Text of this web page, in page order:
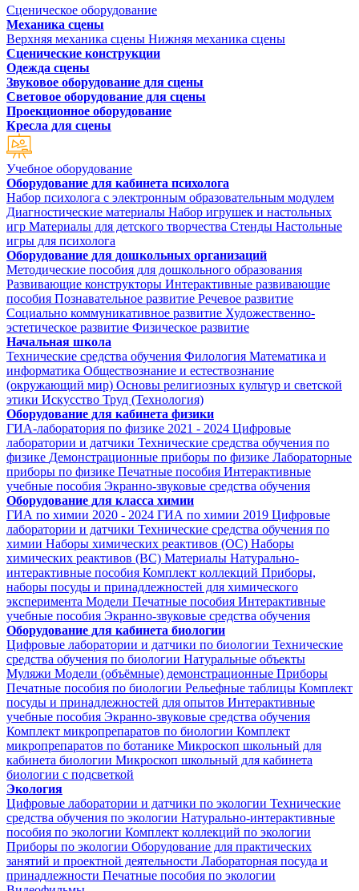
Сценическое оборудование
Механика сцены
Верхняя механика сцены Нижняя механика сцены
Сценические конструкции
Одежда сцены
Звуковое оборудование для сцены
Световое оборудование для сцены
Проекционное оборудование
Кресла для сцены
Учебное оборудование
Оборудование для кабинета психолога
Набор психолога с электронным образовательным модулем
Диагностические материалы Набор игрушек и настольных
игр Материалы для детского творчества Стенды Настольные
игры для психолога
Оборудование для дошкольных организаций
Методические пособия для дошкольного образования
Развивающие конструкторы Интерактивные развивающие
пособия Познавательное развитие Речевое развитие
Социально коммуникативное развитие Художественно-
эстетическое развитие Физическое развитие
Начальная школа
Технические средства обучения Филология Математика и
информатика Обществознание и естествознание
(окружающий мир) Основы религиозных культур и светской
этики Искусство Труд (Технология)
Оборудование для кабинета физики
ГИА-лаборатория по физике 2021 - 2024 Цифровые
лаборатории и датчики Технические средства обучения по
физике Демонстрационные приборы по физике Лабораторные
приборы по физике Печатные пособия Интерактивные
учебные пособия Экранно-звуковые средства обучения
Оборудование для класса химии
ГИА по химии 2020 - 2024 ГИА по химии 2019 Цифровые
лаборатории и датчики Технические средства обучения по
химии Наборы химических реактивов (ОС) Наборы
химических реактивов (ВС) Материалы Натурально-
интерактивные пособия Комплект коллекций Приборы,
наборы посуды и принадлежностей для химического
эксперимента Модели Печатные пособия Интерактивные
учебные пособия Экранно-звуковые средства обучения
Оборудование для кабинета биологии
Цифровые лаборатории и датчики по биологии Технические
средства обучения по биологии Натуральные объекты
Муляжи Модели (объёмные) демонстрационные Приборы
Печатные пособия по биологии Рельефные таблицы Комплект
посуды и принадлежностей для опытов Интерактивные
учебные пособия Экранно-звуковые средства обучения
Комплект микропрепаратов по биологии Комплект
микропрепаратов по ботанике Микроскоп школьный для
кабинета биологии Микроскоп школьный для кабинета
биологии с подсветкой
Экология
Цифровые лаборатории и датчики по экологии Технические
средства обучения по экологии Натурально-интерактивные
пособия по экологии Комплект коллекций по экологии
Приборы по экологии Оборудование для практических
занятий и проектной деятельности Лабораторная посуда и
принадлежности Печатные пособия по экологии